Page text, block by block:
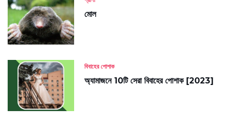
মোল
বিবাহের পোশাক
অ্যামাজনে 10টি সেরা বিবাহের পোশাক [2023]